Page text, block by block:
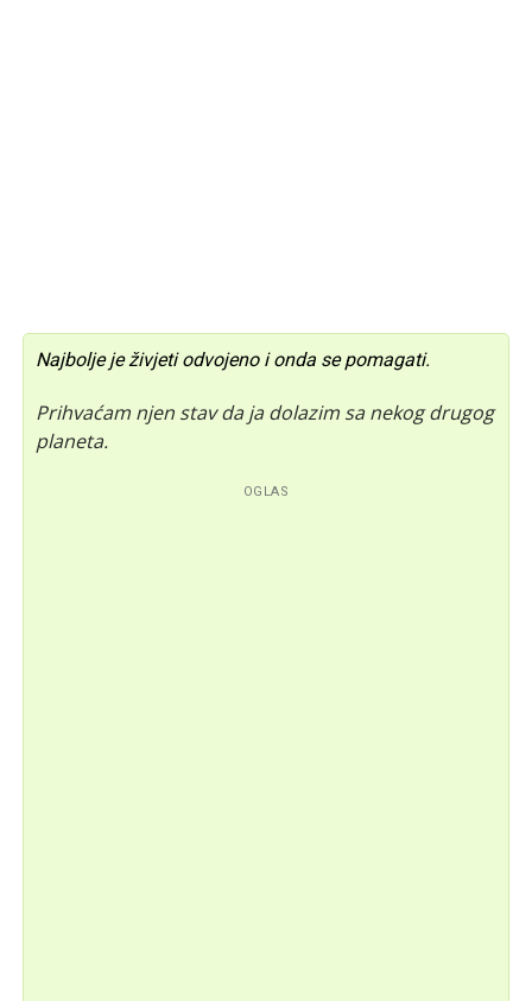
Najbolje je živjeti odvojeno i onda se pomagati.
Prihvaćam njen stav da ja dolazim sa nekog drugog
planeta.
OGLAS